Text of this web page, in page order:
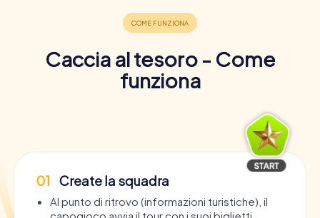
Caccia al tesoro - Come
funziona
01 Create la squadra
Al punto di ritrovo (informazioni turistiche), il